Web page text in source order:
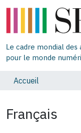
Le cadre mondial
pour le monde
Accueil
Français